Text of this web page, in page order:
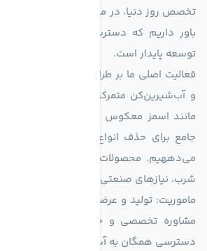
تخصص روز دنیا، در مسیر تأمین آب سالم و
باور داریم که دسترسی به آب پاک، یک
توسعه پایدار است.
فعالیت اصلی ما بر طراحی و تولید
و آب‌شیرین‌کن متمرکز است. ما با
جامع برای حذف انواع آلاینده‌ها، املاح و
می‌دههیم. محصولات ما برای مصارف
شرب، نیازهای صنعتی و کشاورزی طراحی و
ماموریت: تولید و عرضه محصولاتی با بالاترین
مشاوره تخصصی و خدمات پس از فروش
دسترسی همگان به آب پاک و سالم.